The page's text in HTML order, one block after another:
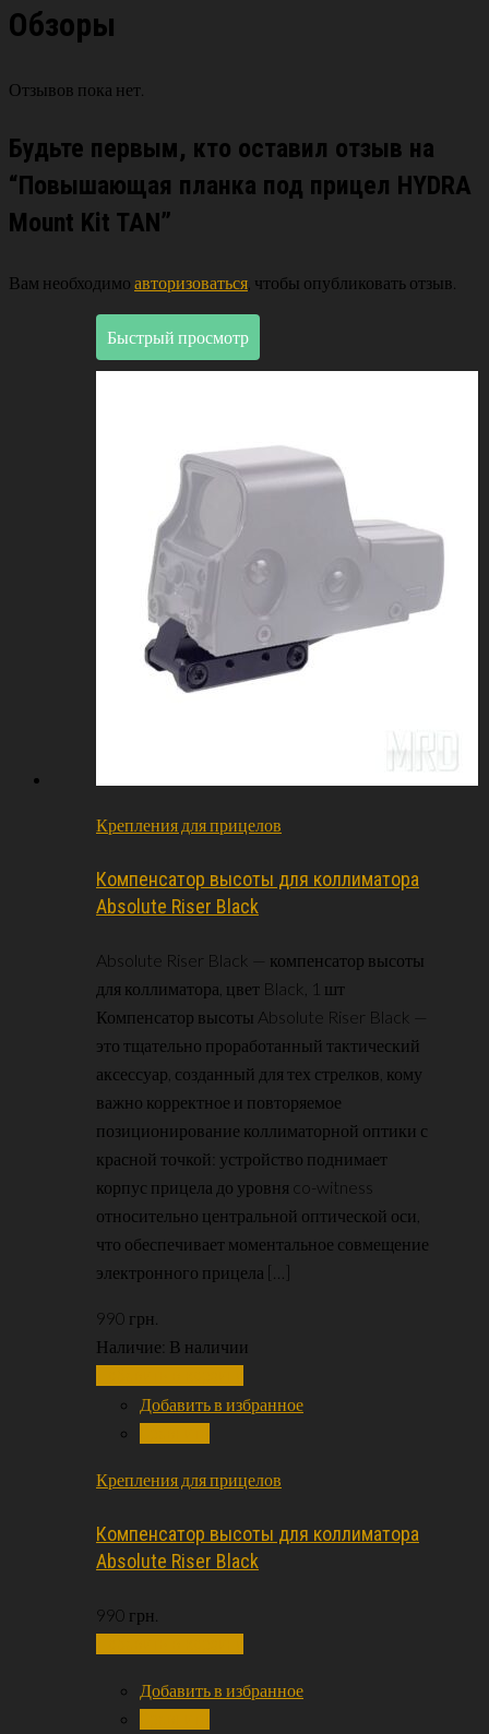
Обзоры
Отзывов пока нет.
Будьте первым, кто оставил отзыв на
“Повышающая планка под прицел HYDRA
Mount Kit TAN”
Вам необходимо авторизоваться , чтобы опубликовать отзыв.
Быстрый просмотр
Крепления для прицелов
Компенсатор высоты для коллиматора
Absolute Riser Black
Absolute Riser Black — компенсатор высоты
для коллиматора, цвет Black, 1 шт
Компенсатор высоты Absolute Riser Black —
это тщательно проработанный тактический
аксессуар, созданный для тех стрелков, кому
важно корректное и повторяемое
позиционирование коллиматорной оптики с
красной точкой: устройство поднимает
корпус прицела до уровня co-witness
относительно центральной оптической оси,
что обеспечивает моментальное совмещение
электронного прицела […]
990 грн.
Наличие: В наличии
Добавить в избранное
Крепления для прицелов
Компенсатор высоты для коллиматора
Absolute Riser Black
990 грн.
Добавить в избранное